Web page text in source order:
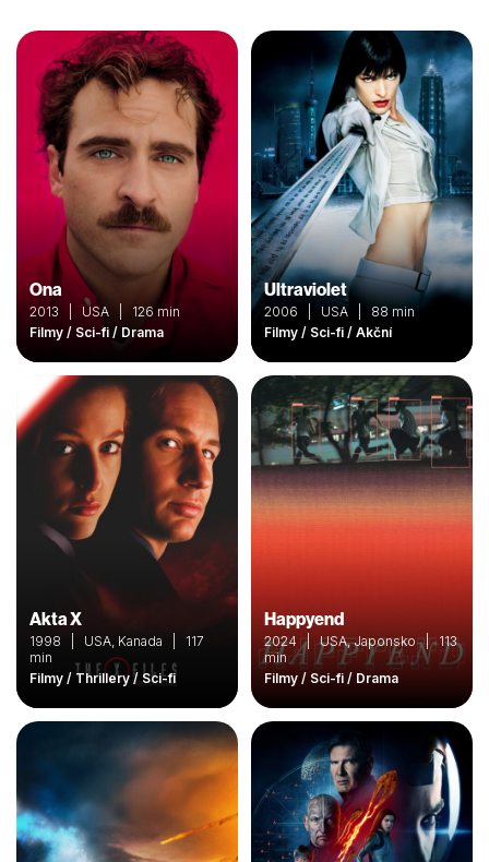
Ona
2013 | USA | 126 min
Filmy / Sci-fi / Drama
Ultraviolet
2006 | USA | 88 min
Filmy / Sci-fi / Akční
Akta X
1998 | USA, Kanada | 117
min
Filmy / Thrillery / Sci-fi
Happyend
2024 | USA, Japonsko | 113
min
Filmy / Sci-fi / Drama